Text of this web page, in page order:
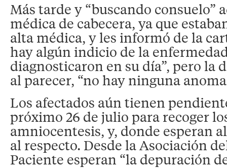
Más tarde y “buscando consuelo”
médica de cabecera, ya que
alta médica, y les informó de la
hay algún indicio de la
diagnosticaron en su día”, pero la
al parecer, “no hay ninguna
Los afectados aún tienen
próximo 26 de julio para recoger
amniocentesis, y, donde esperan
al respecto. Desde la Asociación
Paciente esperan “la depuración